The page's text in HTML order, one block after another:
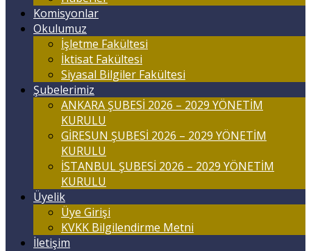
Komisyonlar
Okulumuz
İşletme Fakültesi
İktisat Fakültesi
Siyasal Bilgiler Fakültesi
Şubelerimiz
ANKARA ŞUBESİ 2026 – 2029 YÖNETİM
KURULU
GİRESUN ŞUBESİ 2026 – 2029 YÖNETİM
KURULU
İSTANBUL ŞUBESİ 2026 – 2029 YÖNETİM
KURULU
Üyelik
Üye Girişi
KVKK Bilgilendirme Metni
İletişim